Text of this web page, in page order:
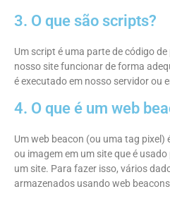
3. O que são scripts?
Um script é uma parte de código
nosso site funcionar de forma
é executado em nosso servidor ou
4. O que é um web
Um web beacon (ou uma tag pixel)
ou imagem em um site que é
um site. Para fazer isso, vários
armazenados usando web